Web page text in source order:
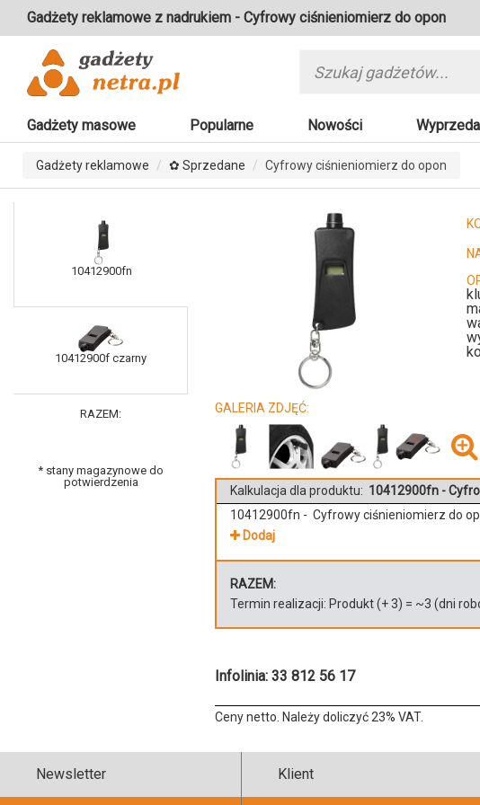
Gadżety reklamowe z nadrukiem - Cyfrowy ciśnieniomierz do opon
Gadżety masowe Popularne Nowości
Gadżety reklamowe ✿ Sprzedane Cyfrowy ciśnieniomierz do opon
10412900fn
10412900f czarny
RAZEM:
* stany magazynowe do
potwierdzenia
GALERIA ZDJĘĆ:
Kalkulacja dla produktu: 10412900fn -
10412900fn - Cyfrowy ciśnieniomierz do
Dodaj
RAZEM:
Termin realizacji: Produkt(+3) = ~3 (dni
Infolinia: 33 812 56 17
Ceny netto. Należy doliczyć 23% VAT.
Newsletter Klient